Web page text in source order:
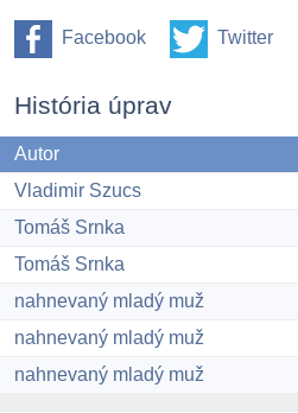
Facebook Twitter
História úprav
Autor
Vladimir Szucs
Tomáš Srnka
Tomáš Srnka
nahnevaný mladý muž
nahnevaný mladý muž
nahnevaný mladý muž